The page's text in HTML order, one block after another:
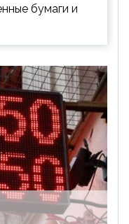
бумаги и